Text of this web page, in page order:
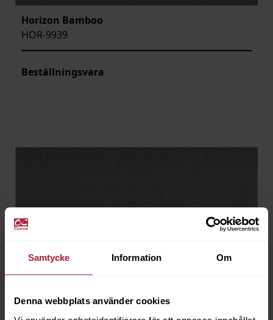
Samtycke Information Om
Denna webbplats använder cookies
Horizon Bamboo
HOR-9939
Beställningsvara